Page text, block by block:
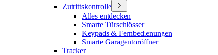
Zutrittskontrolle
Alles entdecken
Smarte Türschlösser
Keypads & Fernbedienungen
Smarte Garagentoröffner
Tracker